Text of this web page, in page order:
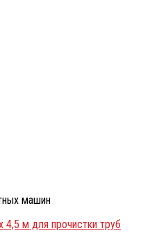
машин
4,5 м для прочистки труб